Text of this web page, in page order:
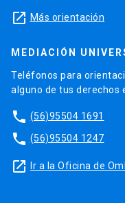
launch Más orientación
MEDIACIÓN
Teléfonos para
alguno de tus derechos
phone (56)95504 1691
phone (56)95504 1247
launch Ir a la Oficina de